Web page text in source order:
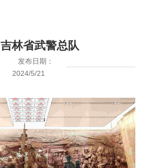
吉林省武警总队
发布日期：
2024/5/21